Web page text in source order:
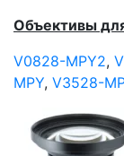
Объективы
V0828-MPY2,
MPY, V3528-